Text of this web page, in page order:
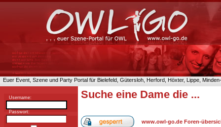
Euer Event, Szene und Party Portal für Bielefeld, Gütersloh, Herford, Höxter, Lippe,
Username:
Passwort:
Suche eine Dame die ...
www.owl-go.de Foren-